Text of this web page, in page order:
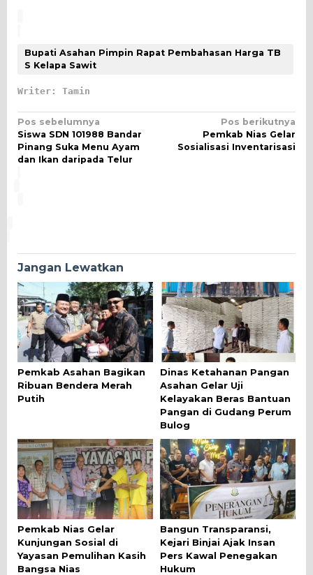
Bupati Asahan Pimpin Rapat Pembahasan Harga TB
S Kelapa Sawit
Writer: Tamin
Navigasi
pos
Pos sebelumnya
Siswa SDN 101988 Bandar
Pinang Suka Menu Ayam
dan Ikan daripada Telur
Pos berikutnya
Pemkab Nias Gelar
Sosialisasi Inventarisasi
Jangan Lewatkan
Pemkab Asahan Bagikan
Ribuan Bendera Merah
Putih
Dinas Ketahanan Pangan
Asahan Gelar Uji
Kelayakan Beras Bantuan
Pangan di Gudang Perum
Bulog
Pemkab Nias Gelar
Kunjungan Sosial di
Yayasan Pemulihan Kasih
Bangsa Nias
Bangun Transparansi,
Kejari Binjai Ajak Insan
Pers Kawal Penegakan
Hukum